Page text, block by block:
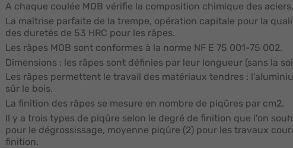
A chaque coulée MOB vérifie la composition chimique des aciers.
La maîtrise parfaite de la trempe, opération capitale pour la
des duretés de 53 HRC pour les râpes.
Les râpes MOB sont conformes à la norme NF E 75 001-75 002.
Dimensions : les râpes sont définies par leur longueur (sans la
Les râpes permettent le travail des matériaux tendres :
sûr le bois.
La finition des râpes se mesure en nombre de piqûres par cm2.
Il y a trois types de piqûre selon le degré de finition que l'on
pour le dégrossissage, moyenne piqûre (2) pour les travaux
finition.